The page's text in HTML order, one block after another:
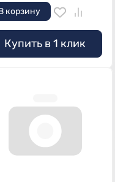
корзину
Купить в 1 клик